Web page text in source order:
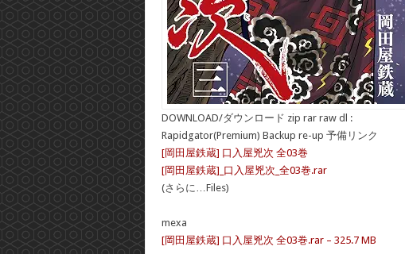
DOWNLOAD/ダウンロード zip rar raw dl :
Rapidgator(Premium) Backup re-up 予備リンク
[岡田屋鉄蔵] 口入屋兇次 全03巻
[岡田屋鉄蔵]_口入屋兇次_全03巻.rar
(さらに…Files)
mexa
[岡田屋鉄蔵] 口入屋兇次 全03巻.rar – 325.7 MB